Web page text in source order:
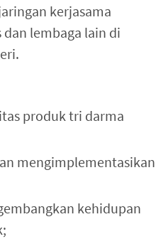
kerjasama
lembaga lain di
produk tri darma
mengimplementasikan
kehidupan